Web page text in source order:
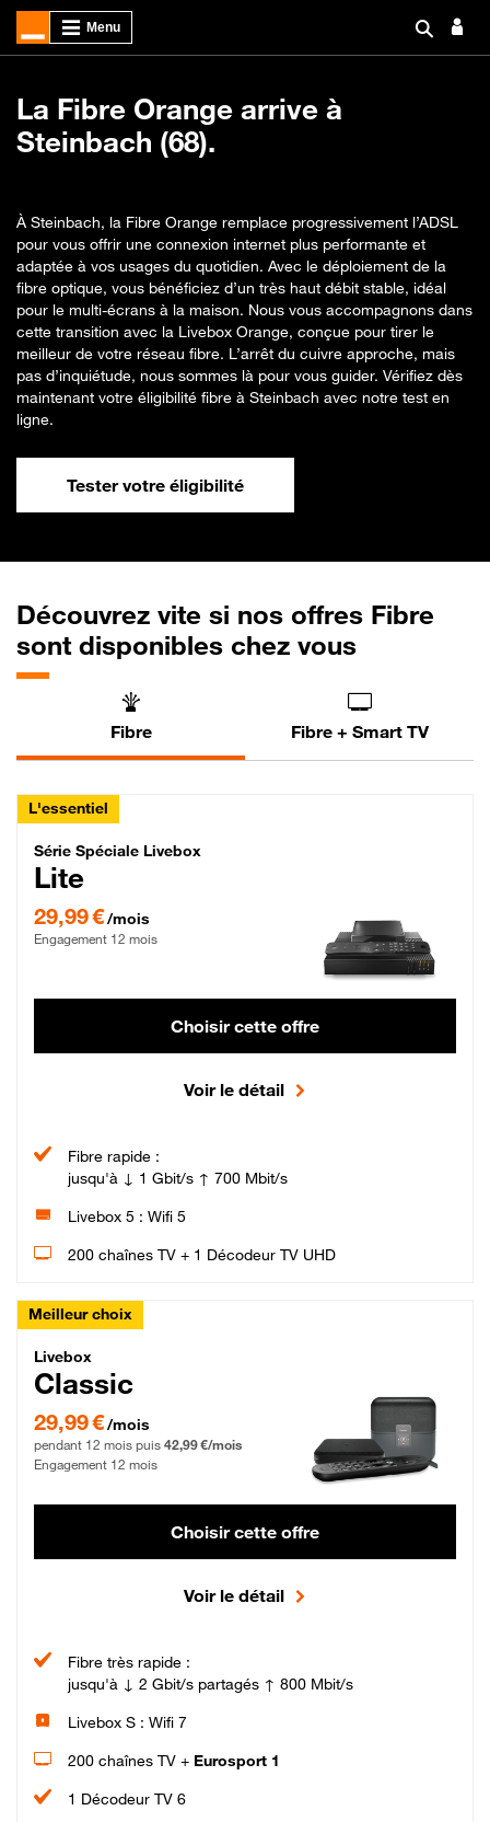
La Fibre Orange arrive à
Steinbach (68).
À Steinbach, la Fibre Orange remplace progressivement l’ADSL
pour vous offrir une connexion internet plus performante et
adaptée à vos usages du quotidien. Avec le déploiement de la
fibre optique, vous bénéficiez d’un très haut débit stable, idéal
pour le multi-écrans à la maison. Nous vous accompagnons dans
cette transition avec la Livebox Orange, conçue pour tirer le
meilleur de votre réseau fibre. L’arrêt du cuivre approche, mais
pas d’inquiétude, nous sommes là pour vous guider. Vérifiez dès
maintenant votre éligibilité fibre à Steinbach avec notre test en
ligne.
Tester votre éligibilité
Découvrez vite si nos offres Fibre
sont disponibles chez vous
Fibre Fibre + Smart TV
L'essentiel
Série Spéciale Livebox Lite Fibre
Série Spéciale Livebox
Lite
29,99 €/mois
Engagement 12 mois
Choisir cette offre
Voir le détail
Fibre rapide :
jusqu'à ↓ 1 Gbit/s ↑ 700 Mbit/s
Livebox 5 : Wifi 5
200 chaînes TV + 1 Décodeur TV UHD
Meilleur choix
Livebox Classic Fibre
Livebox
Classic
29,99 € par mois pendant 12 mois puis 42,99 € par mois, Engagement 12 mois
29,99 €/mois
pendant 12 mois puis 42,99 €/mois
Engagement 12 mois
Choisir cette offre
Voir le détail
Fibre très rapide :
jusqu'à ↓ 2 Gbit/s partagés ↑ 800 Mbit/s
Livebox S : Wifi 7
200 chaînes TV + Eurosport 1
1 Décodeur TV 6